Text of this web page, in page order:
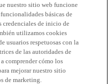
nuestro sitio web funcione
básicas de
credenciales de inicio de
utilizamos cookies
usuarios respetuosas con la
de las autoridades de
comprender cómo los
mejorar nuestro sitio
de marketing.